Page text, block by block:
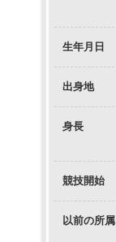
生年月日
出身地
身長
競技開始
以前の所属